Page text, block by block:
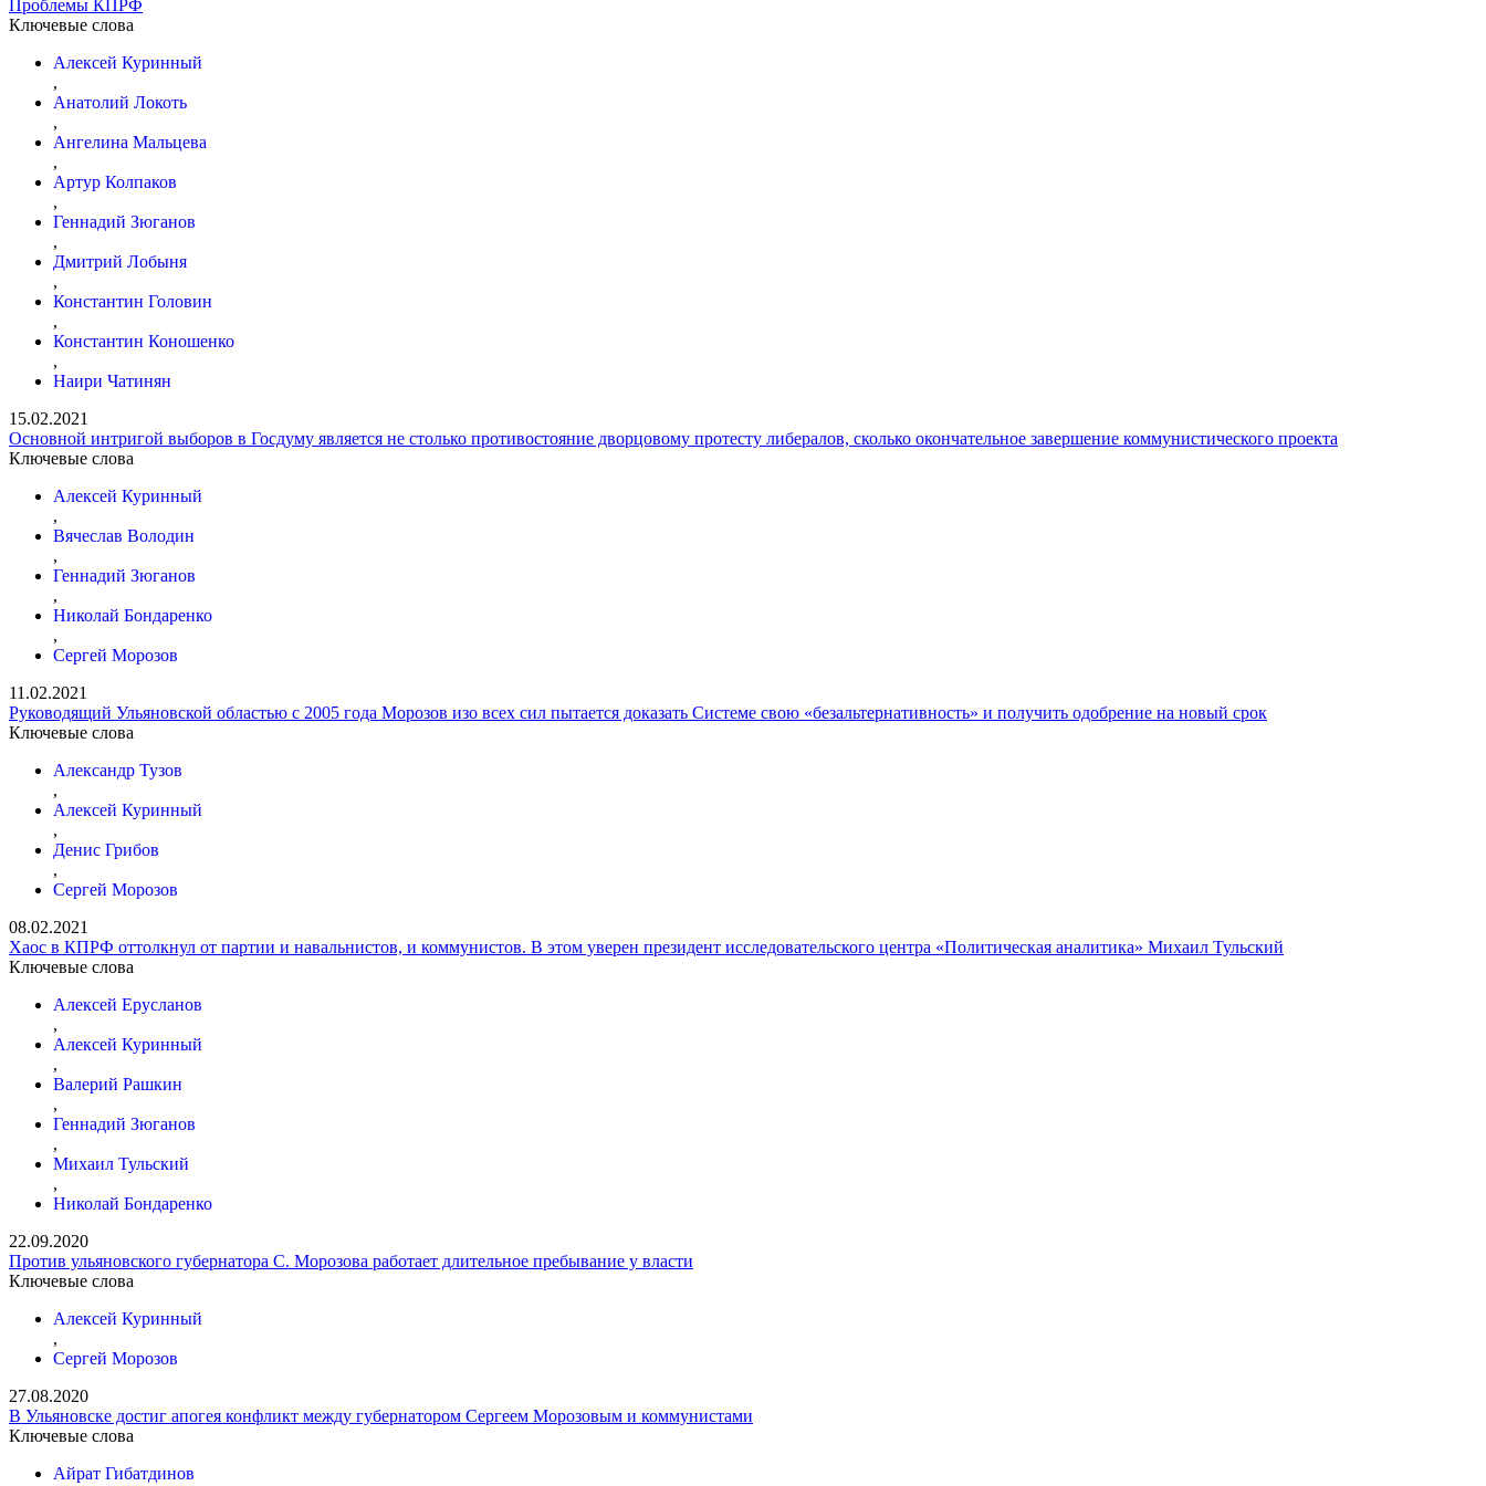
Проблемы КПРФ
Ключевые слова
Алексей Куринный
,
Анатолий Локоть
,
Ангелина Мальцева
,
Артур Колпаков
,
Геннадий Зюганов
,
Дмитрий Лобыня
,
Константин Головин
,
Константин Коношенко
,
Наири Чатинян
15.02.2021
Основной интригой выборов в Госдуму является не столько противостояние дворцовому протесту либералов, сколько окончательное завершение коммунистического проекта
Ключевые слова
Алексей Куринный
,
Вячеслав Володин
,
Геннадий Зюганов
,
Николай Бондаренко
,
Сергей Морозов
11.02.2021
Руководящий Ульяновской областью с 2005 года Морозов изо всех сил пытается доказать Системе свою «безальтернативность» и получить одобрение на новый срок
Ключевые слова
Александр Тузов
,
Алексей Куринный
,
Денис Грибов
,
Сергей Морозов
08.02.2021
Хаос в КПРФ оттолкнул от партии и навальнистов, и коммунистов. В этом уверен президент исследовательского центра «Политическая аналитика» Михаил Тульский
Ключевые слова
Алексей Ерусланов
,
Алексей Куринный
,
Валерий Рашкин
,
Геннадий Зюганов
,
Михаил Тульский
,
Николай Бондаренко
22.09.2020
Против ульяновского губернатора С. Морозова работает длительное пребывание у власти
Ключевые слова
Алексей Куринный
,
Сергей Морозов
27.08.2020
В Ульяновске достиг апогея конфликт между губернатором Сергеем Морозовым и коммунистами
Ключевые слова
Айрат Гибатдинов